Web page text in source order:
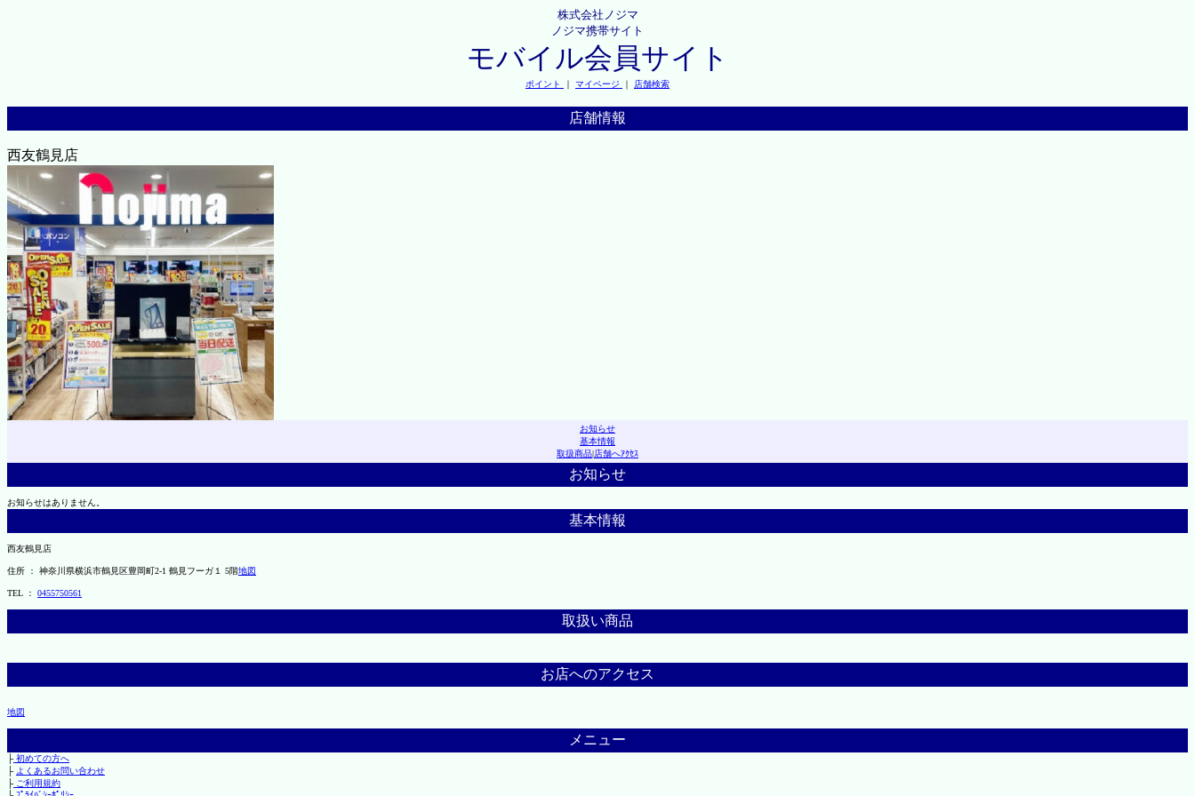
株式会社ノジマ
ノジマ携帯サイト
モバイル会員サイト
ポイント ｜ マイページ ｜ 店舗検索
店舗情報
西友鶴見店
お知らせ
基本情報
取扱商品|店舗へｱｸｾｽ
お知らせ
お知らせはありません。
基本情報
西友鶴見店
住所 ： 神奈川県横浜市鶴見区豊岡町2-1 鶴見フーガ１ 5階地図
TEL ： 0455750561
取扱い商品
お店へのアクセス
地図
メニュー
├初めての方へ
├ よくあるお問い合わせ
├ご利用規約